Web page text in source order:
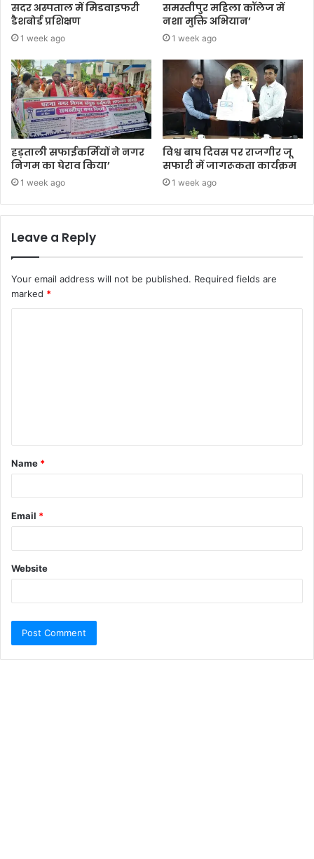
सदर अस्पताल में मिडवाइफरी
डैशबोर्ड प्रशिक्षण
1 week ago
समस्तीपुर महिला कॉलेज में
नशा मुक्ति अभियान’
1 week ago
हड़ताली सफाईकर्मियों ने नगर
निगम का घेराव किया’
1 week ago
विश्व बाघ दिवस पर राजगीर जू
सफारी में जागरूकता कार्यक्रम
1 week ago
Leave a Reply
Your email address will not be published. Required fields are
marked *
Name *
Email *
Website